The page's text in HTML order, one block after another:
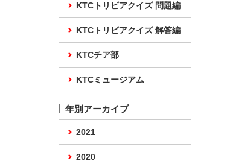
KTCトリビアクイズ 問題編
KTCトリビアクイズ 解答編
KTCチア部
KTCミュージアム
年別アーカイブ
2021
2020